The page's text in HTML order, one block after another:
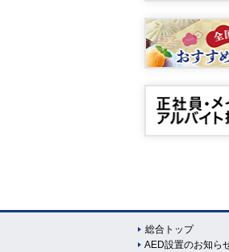
総合トップ
AED設置のお知ら